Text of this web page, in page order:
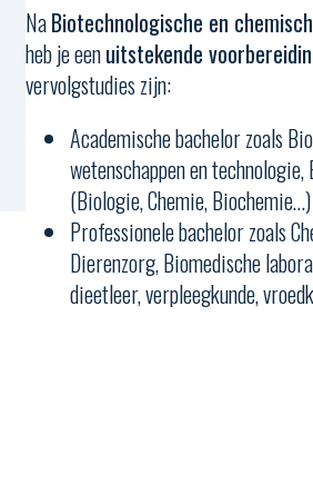
NaBiotechnologische en
heb je eenuitstekende
vervolgstudies zijn:
Academische bachelor zoals
wetenschappen en
(Biologie, Chemie, Biochemie…)
Professionele bachelor zoals
Dierenzorg, Biomedische
dieetleer, verpleegkunde,